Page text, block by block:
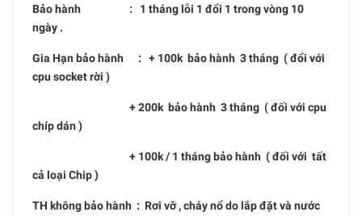
Bảo hành : 1 tháng lỗi 1 đổi 1 trong vòng 10
ngày .
Gia Hạn bảo hành : + 100k bảo hành 3 tháng ( đổi với
cpu socket rời )
+ 200k bảo hành 3 tháng ( đối với cpu
chíp dán )
+ 100k / 1 tháng bảo hành ( đối với tất
cả loại Chip )
TH không bảo hành : Rơi vỡ , cháy nổ do lắp đặt và nước